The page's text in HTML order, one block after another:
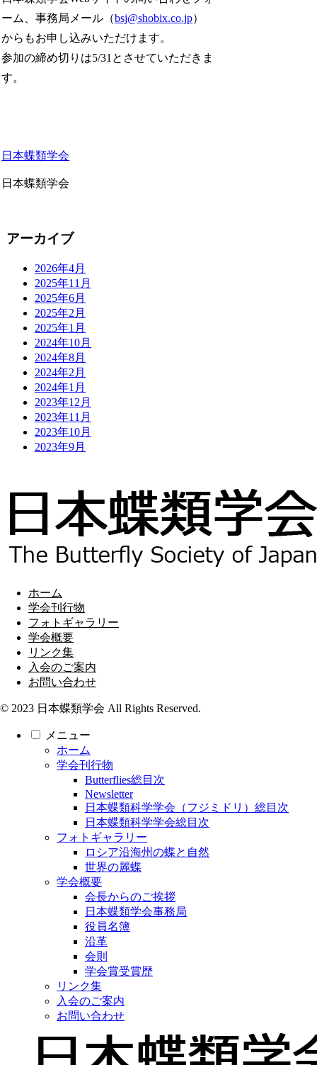
ーム、事務局メール（bsj@shobix.co.jp）
からもお申し込みいただけます。
参加の締め切りは5/31とさせていただきま
す。
日本蝶類学会
日本蝶類学会
アーカイブ
2026年4月
2025年11月
2025年6月
2025年2月
2025年1月
2024年10月
2024年8月
2024年2月
2024年1月
2023年12月
2023年11月
2023年10月
2023年9月
ホーム
学会刊行物
フォトギャラリー
学会概要
リンク集
入会のご案内
お問い合わせ
© 2023 日本蝶類学会 All Rights Reserved.
メニュー
ホーム
学会刊行物
Butterflies総目次
Newsletter
日本蝶類科学学会（フジミドリ）総目次
日本蝶類科学学会総目次
フォトギャラリー
ロシア沿海州の蝶と自然
世界の麗蝶
学会概要
会長からのご挨拶
日本蝶類学会事務局
役員名簿
沿革
会則
学会賞受賞歴
リンク集
入会のご案内
お問い合わせ